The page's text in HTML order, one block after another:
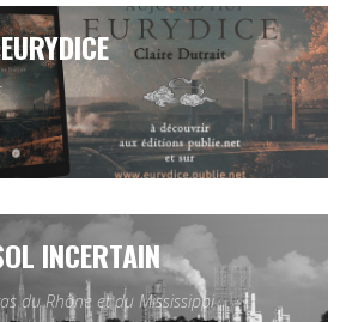
INCERTAIN
du Rhône et du Mississippi